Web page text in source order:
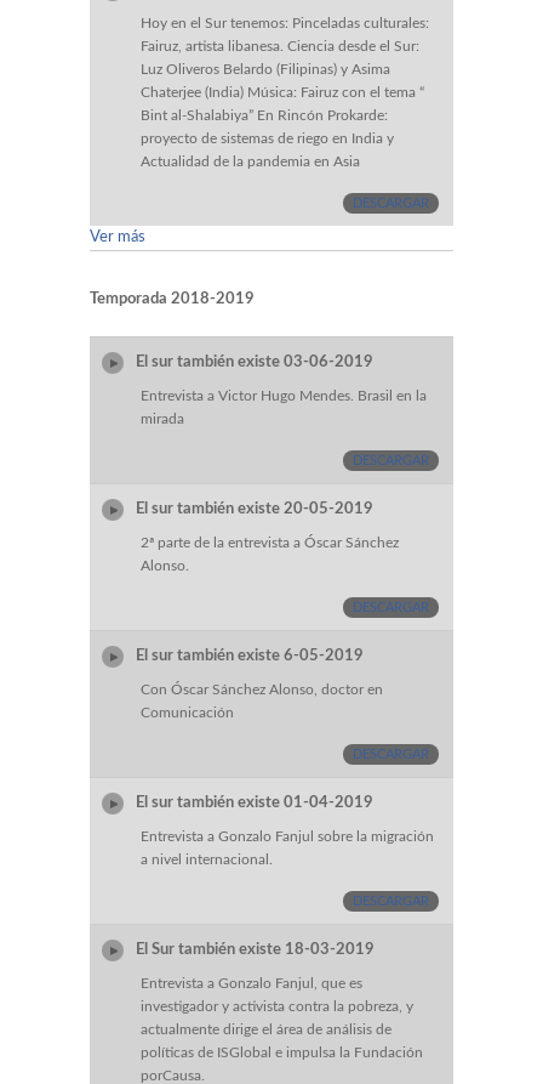
Hoy en el Sur tenemos: Pinceladas culturales:
Fairuz, artista libanesa. Ciencia desde el Sur:
Luz Oliveros Belardo (Filipinas) y Asima
Chaterjee (India) Música: Fairuz con el tema “
Bint al-Shalabiya” En Rincón Prokarde:
proyecto de sistemas de riego en India y
Actualidad de la pandemia en Asia
DESCARGAR
Ver más
Temporada 2018-2019
El sur también existe 03-06-2019
Entrevista a Victor Hugo Mendes. Brasil en la
mirada
DESCARGAR
El sur también existe 20-05-2019
2ª parte de la entrevista a Óscar Sánchez
Alonso.
DESCARGAR
El sur también existe 6-05-2019
Con Óscar Sánchez Alonso, doctor en
Comunicación
DESCARGAR
El sur también existe 01-04-2019
Entrevista a Gonzalo Fanjul sobre la migración
a nivel internacional.
DESCARGAR
El Sur también existe 18-03-2019
Entrevista a Gonzalo Fanjul, que es
investigador y activista contra la pobreza, y
actualmente dirige el área de análisis de
políticas de ISGlobal e impulsa la Fundación
porCausa.